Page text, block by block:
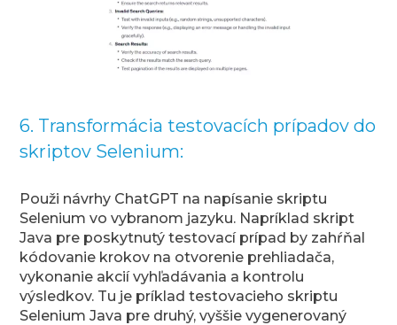
6. Transformácia testovacích prípadov do
skriptov Selenium:
Použi návrhy ChatGPT na napísanie skriptu
Selenium vo vybranom jazyku. Napríklad skript
Java pre poskytnutý testovací prípad by zahŕňal
kódovanie krokov na otvorenie prehliadača,
vykonanie akcií vyhľadávania a kontrolu
výsledkov. Tu je príklad testovacieho skriptu
Selenium Java pre druhý, vyššie vygenerovaný